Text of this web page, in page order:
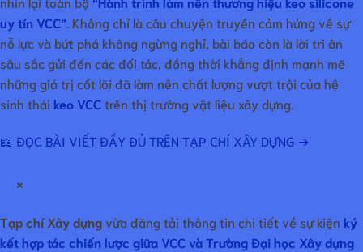
uy tín VCC”. Không chỉ là câu chuyện truyền cảm hứng về sự
nỗ lực và bứt phá không ngừng nghỉ, bài báo còn là lời tri ân
sâu sắc gửi đến các đối tác, đồng thời khẳng định mạnh mẽ
những giá trị cốt lõi đã làm nên chất lượng vượt trội của hệ
sinh thái keo VCCtrên thị trường vật liệu xây dựng.
📖 ĐỌC BÀI VIẾT ĐẦY ĐỦ TRÊN TẠP CHÍ XÂY DỰNG ➔
×
Tạp chí Xây dựngvừa đăng tải thông tin chi tiết về sự kiện ký
kết hợp tác chiến lược giữa VCC và Trường Đại học Xây dựng